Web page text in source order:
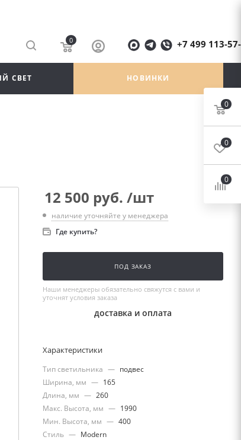
0 +7 499 113-
СВЕТ НОВИНКИ
12 500 руб. /шт
наличие уточняйте у менеджера
Где купить?
ПОД ЗАКАЗ
Наши менеджеры обязательно свяжутся с вами и
уточнят условия заказа
доставка и оплата
Характеристики
Тип светильника — подвес
Ширина, мм — 165
Длина, мм — 260
Макс. Высота, мм — 1990
Мин. Высота, мм — 400
Стиль — Modern
0
0
0